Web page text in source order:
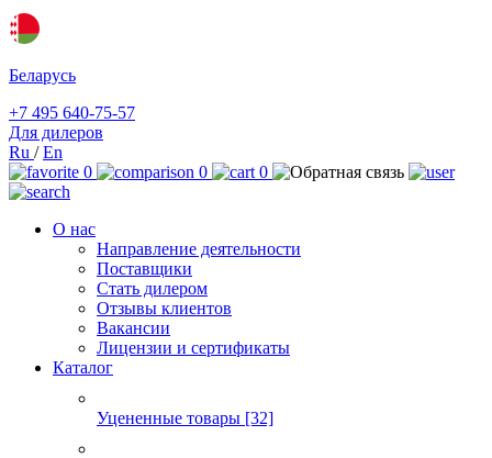
Беларусь
+7 495 640-75-57
Для дилеров
Ru /En
0
0 0
О нас
Направление деятельности
Поставщики
Стать дилером
Отзывы клиентов
Вакансии
Лицензии и сертификаты
Каталог
Уцененные товары [32]